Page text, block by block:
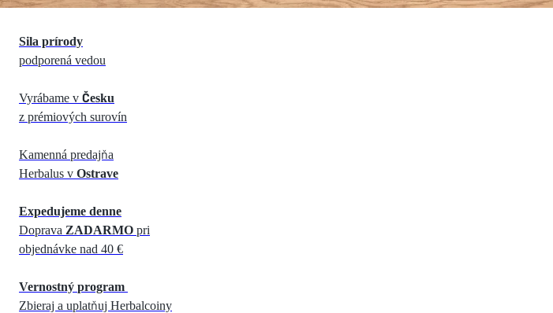
Sila prírody
podporená vedou
Vyrábame v Česku
z prémiových surovín
Kamenná predajňa
Herbalus v Ostrave
Expedujeme denne
Doprava ZADARMO pri
objednávke nad 40 €
Vernostný program
Zbieraj a uplatňuj Herbalcoiny